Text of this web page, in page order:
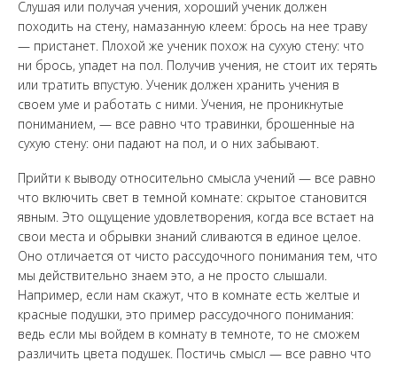
Слушая или получая учения, хороший ученик должен
походить на стену, намазанную клеем: брось на нее траву
— пристанет. Плохой же ученик похож на сухую стену: что
ни брось, упадет на пол. Получив учения, не стоит их терять
или тратить впустую. Ученик должен хранить учения в
своем уме и работать с ними. Учения, не проникнутые
пониманием, — все равно что травинки, брошенные на
сухую стену: они падают на пол, и о них забывают.
Прийти к выводу относительно смысла учений — все равно
что включить свет в темной комнате: скрытое становится
явным. Это ощущение удовлетворения, когда все встает на
свои места и обрывки знаний сливаются в единое целое.
Оно отличается от чисто рассудочного понимания тем, что
мы действительно знаем это, а не просто слышали.
Например, если нам скажут, что в комнате есть желтые и
красные подушки, это пример рассудочного понимания:
ведь если мы войдем в комнату в темноте, то не сможем
различить цвета подушек. Постичь смысл — все равно что